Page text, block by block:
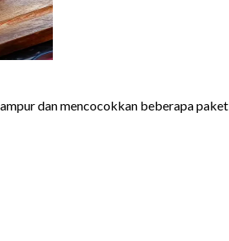
dan mencocokkan beberapa paket